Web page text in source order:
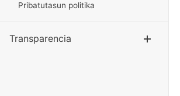
Pribatutasun politika
Transparencia